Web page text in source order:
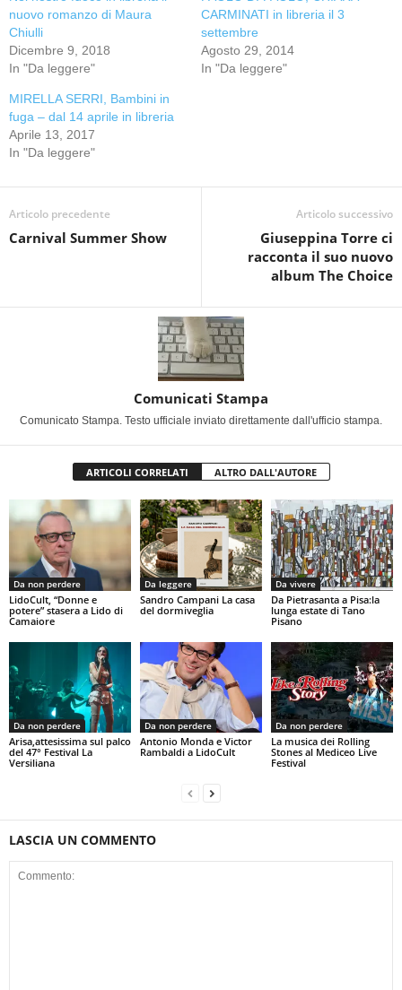
nuovo romanzo di Maura
Chiulli
Dicembre 9, 2018
In "Da leggere"
CARMINATI in libreria il 3
settembre
Agosto 29, 2014
In "Da leggere"
MIRELLA SERRI, Bambini in
fuga – dal 14 aprile in libreria
Aprile 13, 2017
In "Da leggere"
Articolo precedente
Carnival Summer Show
Articolo successivo
Giuseppina Torre ci
racconta il suo nuovo
album The Choice
Comunicati Stampa
Comunicato Stampa. Testo ufficiale inviato direttamente dall'ufficio stampa.
ARTICOLI CORRELATI ALTRO DALL'AUTORE
Da non perdere
LidoCult, “Donne e
potere” stasera a Lido di
Camaiore
Da leggere
Sandro Campani La casa
del dormiveglia
Da vivere
Da Pietrasanta a Pisa:la
lunga estate di Tano
Pisano
Da non perdere
Arisa,attesissima sul palco
del 47° Festival La
Versiliana
Da non perdere
Antonio Monda e Victor
Rambaldi a LidoCult
Da non perdere
La musica dei Rolling
Stones al Mediceo Live
Festival
LASCIA UN COMMENTO